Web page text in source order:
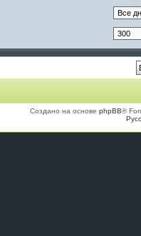
Создано на основе phpBB®